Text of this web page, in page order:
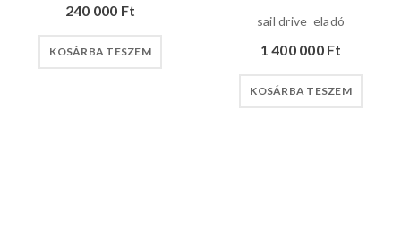
240 000 Ft
KOSÁRBA TESZEM
sail drive eladó
1 400 000 Ft
KOSÁRBA TESZEM